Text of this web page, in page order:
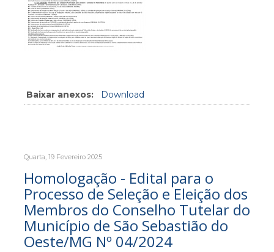
Baixar anexos: Download
Quarta, 19 Fevereiro 2025
Homologação - Edital para o
Processo de Seleção e Eleição dos
Membros do Conselho Tutelar do
Município de São Sebastião do
Oeste/MG Nº 04/2024